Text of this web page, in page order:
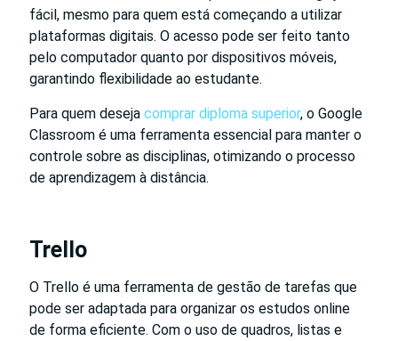
fácil, mesmo para quem está começando a utilizar
plataformas digitais. O acesso pode ser feito tanto
pelo computador quanto por dispositivos móveis,
garantindo flexibilidade ao estudante.
Para quem deseja comprar diploma superior, o Google
Classroom é uma ferramenta essencial para manter o
controle sobre as disciplinas, otimizando o processo
de aprendizagem à distância.
Trello
O Trello é uma ferramenta de gestão de tarefas que
pode ser adaptada para organizar os estudos online
de forma eficiente. Com o uso de quadros, listas e